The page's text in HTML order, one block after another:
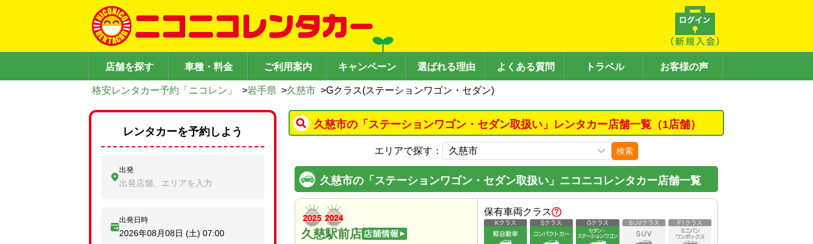
店舗を探す 車種・料金 ご利用案内 キャンペーン 選ばれる理由 よくある質問 トラベル お客様の声
格安レンタカー予約「ニコレン」 >岩手県 >久慈市 >Gクラス(ステーションワゴン・セダン)
久慈市の「ステーションワゴン・セダン取扱い」レンタカー店舗一覧（1店舗）
エリアで探す： 検索
久慈市の「ステーションワゴン・セダン取扱い」ニコニコレンタカー店舗一覧
久慈駅前店
保有車両クラス
レンタカーを予約しよう
出発
出発店舗、エリアを入力
出発日時
2026年08月08日 (土) 07:00